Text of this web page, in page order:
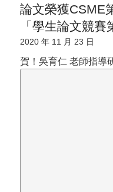
論文榮獲CSME
「學生論文競賽
2020 年 11 月 23 日
賀！吳育仁 老師指